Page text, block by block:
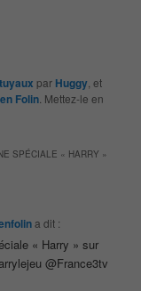
par Huggy, et
Folin. Mettez-le en
SPÉCIALE « HARRY »
a dit :
« Harry » sur
@France3tv